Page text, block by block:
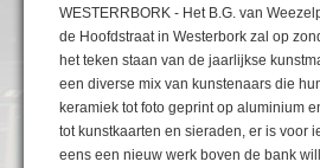
WESTERRBORK - Het B.G. van
de Hoofdstraat in Westerbork zal op
het teken staan van de jaarlijkse
een diverse mix van kunstenaars die
keramiek tot foto geprint op aluminium
tot kunstkaarten en sieraden, er is voor
eens een nieuw werk boven de bank